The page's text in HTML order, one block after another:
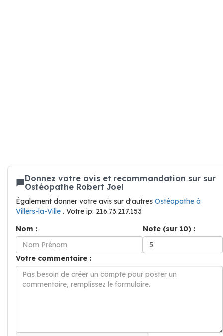
Donnez votre avis et recommandation sur sur
Ostéopathe Robert Joel
Également donner votre avis sur d'autres Ostéopathe à
Villers-la-Ville . Votre ip: 216.73.217.153
Nom :
Note (sur 10) :
Votre commentaire :